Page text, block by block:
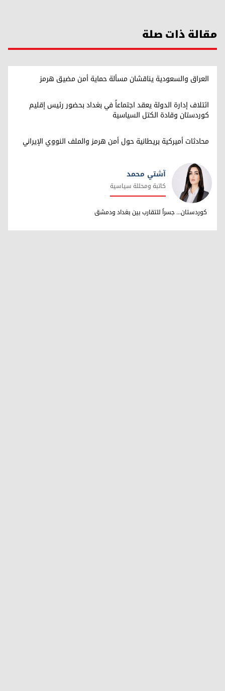
مقالة ذات صلة
العراق والسعودية يناقشان مسألة حماية أمن مضيق هرمز
ائتلاف إدارة الدولة يعقد اجتماعاً في بغداد بحضور رئيس إقليم
كوردستان وقادة الكتل السياسية
محادثات أميركية بريطانية حول أمن هرمز والملف النووي الإيراني
آشتي محمد
آشتي محمد
كاتبة ومحللة سياسية
كوردستان... جسراً للتقارب بين بغداد ودمشق